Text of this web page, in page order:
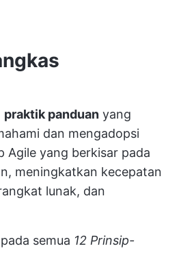
praktik panduan yang
dan mengadopsi
Agile yang berkisar pada
meningkatkan kecepatan
lunak, dan
semua 12 Prinsip-